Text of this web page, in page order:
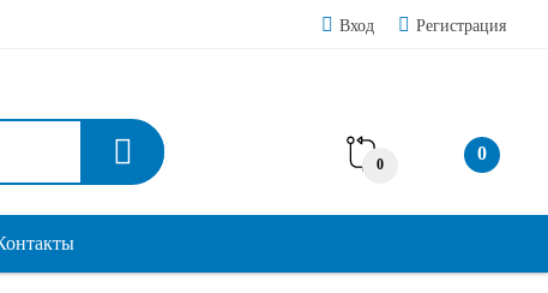
Вход Регистрация
0
0